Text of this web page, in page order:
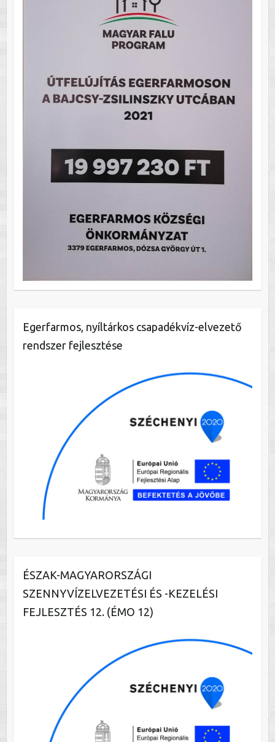
Egerfarmos, nyíltárkos csapadékvíz-elvezető
rendszer fejlesztése
ÉSZAK-MAGYARORSZÁGI
SZENNYVÍZELVEZETÉSI ÉS -KEZELÉSI
FEJLESZTÉS 12. (ÉMO 12)